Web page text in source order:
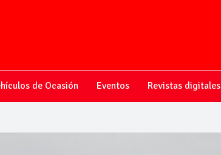
de Ocasión Eventos Revistas digitales